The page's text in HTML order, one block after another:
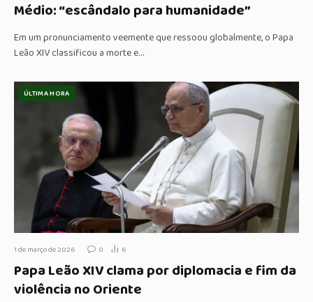
Médio: “escândalo para humanidade”
Em um pronunciamento veemente que ressoou globalmente, o Papa
Leão XIV classificou a morte e…
ÚLTIMA HORA
1 de março de 2026 0 6
Papa Leão XIV clama por diplomacia e fim da
violência no Oriente